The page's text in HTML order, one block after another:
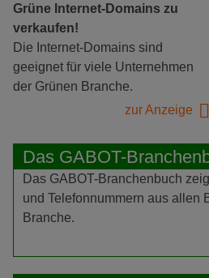
Grüne Internet-Domains zu
verkaufen!
Die Internet-Domains sind
geeignet für viele Unternehmen
der Grünen Branche.
zur Anzeige
Das GABOT-
Das GABOT-Branchenbuch
und Telefonnummern aus allen
Branche.